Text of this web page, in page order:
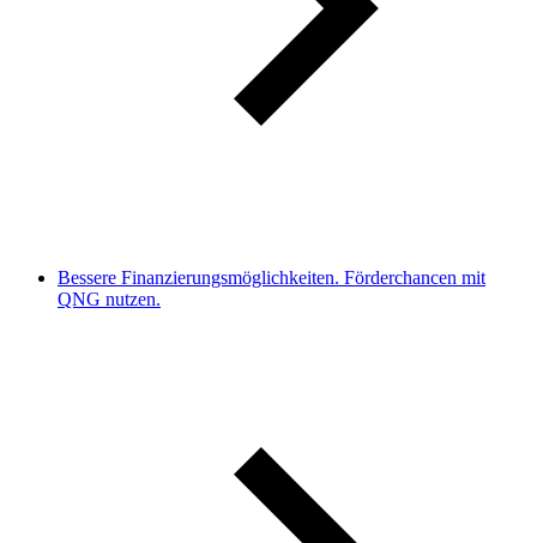
Bessere Finanzierungsmöglichkeiten. Förderchancen mit
QNG nutzen.